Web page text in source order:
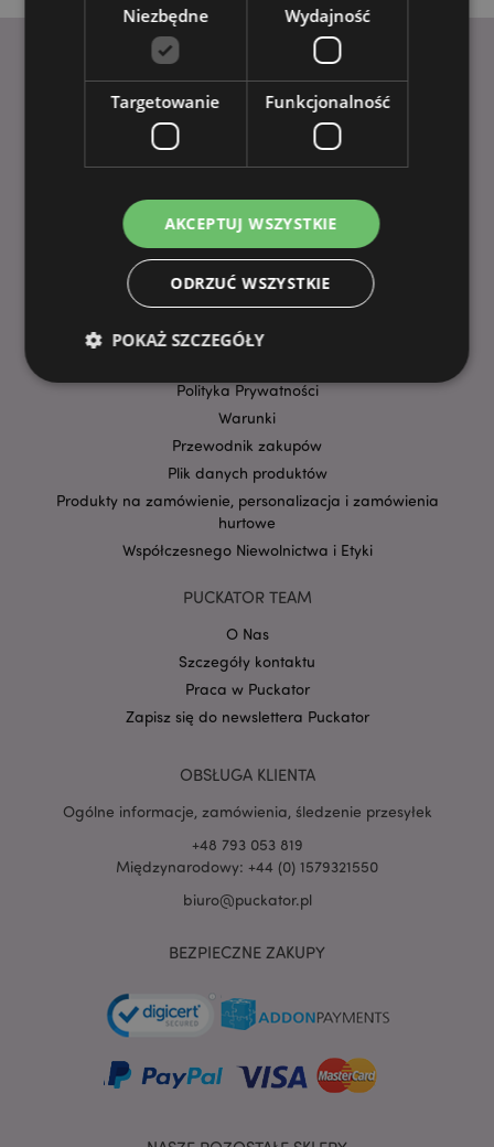
PRZYDATNE LINKI
Dostawa i Wysyłka
Promocje
Płatności
Składanie zamówień
Magazyn w Polsce
Planowane połączenie spółek
Pokazy handlowe
Polityka Prywatności
Warunki
Przewodnik zakupów
Plik danych produktów
Produkty na zamówienie, personalizacja i zamówienia
hurtowe
Współczesnego Niewolnictwa i Etyki
PUCKATOR TEAM
O Nas
Szczegóły kontaktu
Praca w Puckator
Zapisz się do newslettera Puckator
OBSŁUGA KLIENTA
Ogólne informacje, zamówienia, śledzenie przesyłek
+48 793 053 819
Międzynarodowy: +44 (0) 1579321550
biuro@puckator.pl
BEZPIECZNE ZAKUPY
Niezbędne Wydajność
Targetowanie Funkcjonalność
AKCEPTUJ WSZYSTKIE
ODRZUĆ WSZYSTKIE
POKAŻ SZCZEGÓŁY
Wydajność
Niezbędne pliki cookie pozwalają na sprawne
funkcjonowanie strony. Należą do nich loginy
mage-cache-storage-section-
.www.puckator.pl